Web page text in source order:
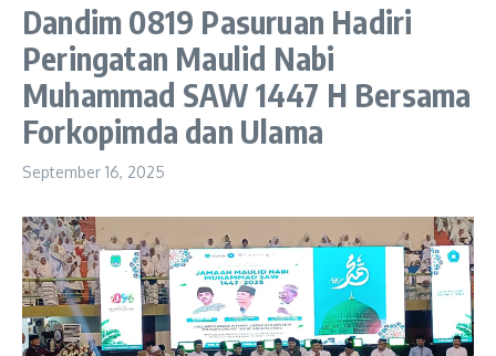
Dandim 0819 Pasuruan Hadiri
Peringatan Maulid Nabi
Muhammad SAW 1447 H Bersama
Forkopimda dan Ulama
September 16, 2025